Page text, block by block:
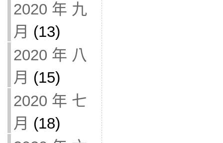
2020 年 九
月 (13)
2020 年 八
月 (15)
2020 年 七
月 (18)